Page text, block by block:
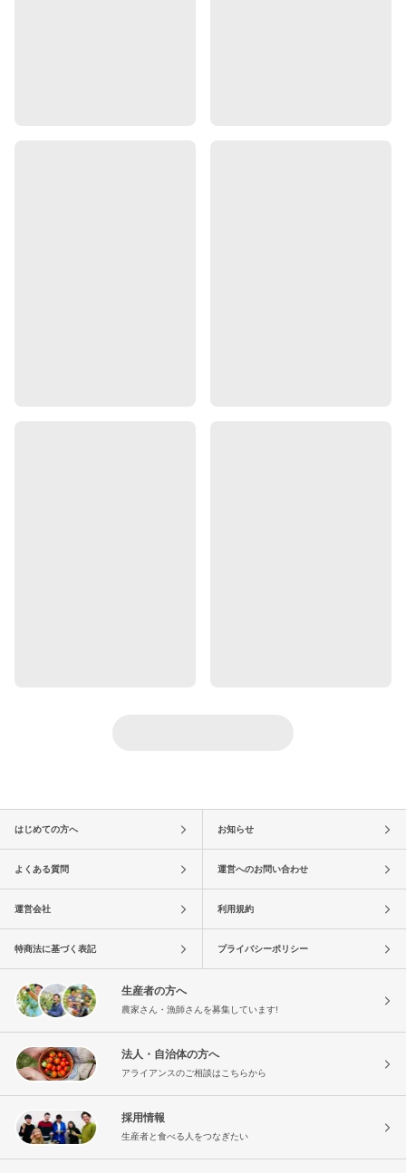
はじめての方へ お知らせ
よくある質問 運営へのお問い合わせ
運営会社 利用規約
特商法に基づく表記 プライバシーポリシー
生産者の方へ
農家さん・漁師さんを募集しています!
法人・自治体の方へ
アライアンスのご相談はこちらから
採用情報
生産者と食べる人をつなぎたい